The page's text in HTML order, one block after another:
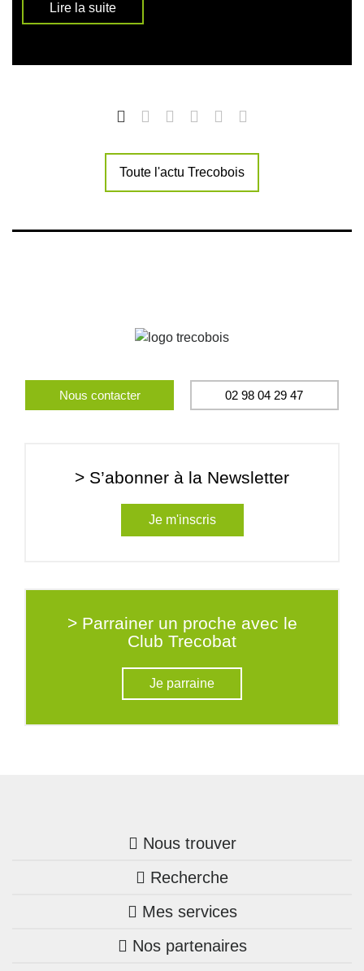
Lire la suite
Toute l'actu Trecobois
Nous contacter 02 98 04 29 47
> S’abonner à la Newsletter
Je m'inscris
> Parrainer un proche avec le
Club Trecobat
Je parraine
Nous trouver
Trouver une agence
Bretagne
Pays de la Loire
Recherche
Nos annonces
Maison + terrain
Mes services
Mon compte Trecobois
Nos partenaires